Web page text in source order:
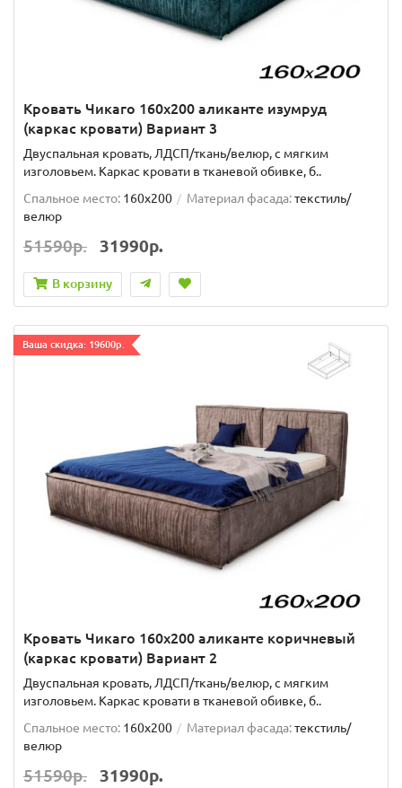
Кровать Чикаго 160х200 аликанте изумруд
(каркас кровати) Вариант 3
Двуспальная кровать, ЛДСП/ткань/велюр, с мягким
изголовьем. Каркас кровати в тканевой обивке, б..
Спальное место: 160x200 Материал фасада:текстиль/
велюр
51590р. 31990р.
В корзину
Ваша скидка: 19600р.
Кровать Чикаго 160х200 аликанте коричневый
(каркас кровати) Вариант 2
Двуспальная кровать, ЛДСП/ткань/велюр, с мягким
изголовьем. Каркас кровати в тканевой обивке, б..
Спальное место: 160x200 Материал фасада:текстиль/
велюр
51590р. 31990р.